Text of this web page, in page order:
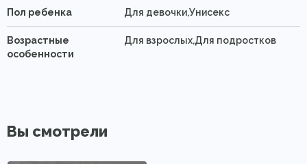
Пол ребенка Для девочки,Унисекс
Возрастные
особенности
Для взрослых,Для подростков
Вы смотрели